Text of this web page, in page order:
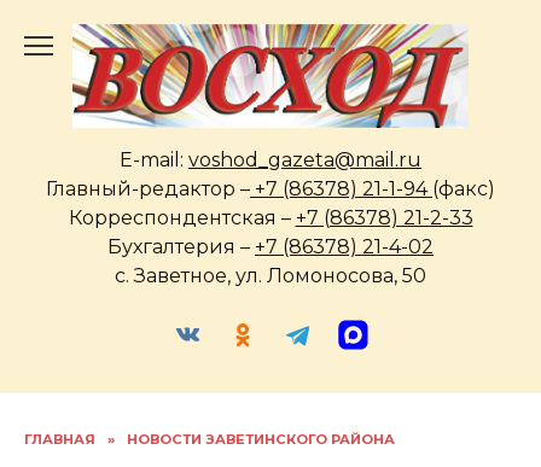
содержанию
E-mail: voshod_gazeta@mail.ru
Главный-редактор – +7 (86378) 21-1-94 (факс)
Корреспондентская – +7 (86378) 21-2-33
Бухгалтерия – +7 (86378) 21-4-02
с. Заветное, ул. Ломоносова, 50
ГЛАВНАЯ » НОВОСТИ ЗАВЕТИНСКОГО РАЙОНА